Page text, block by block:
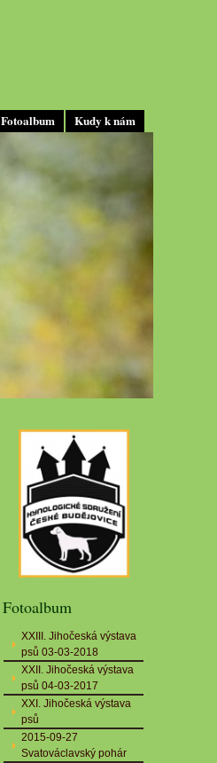
Fotoalbum Kudy k nám
Fotoalbum
XXIII. Jihočeská výstava
psů 03-03-2018
XXII. Jihočeská výstava
psů 04-03-2017
XXI. Jihočeská výstava
psů
2015-09-27
Svatováclavský pohár